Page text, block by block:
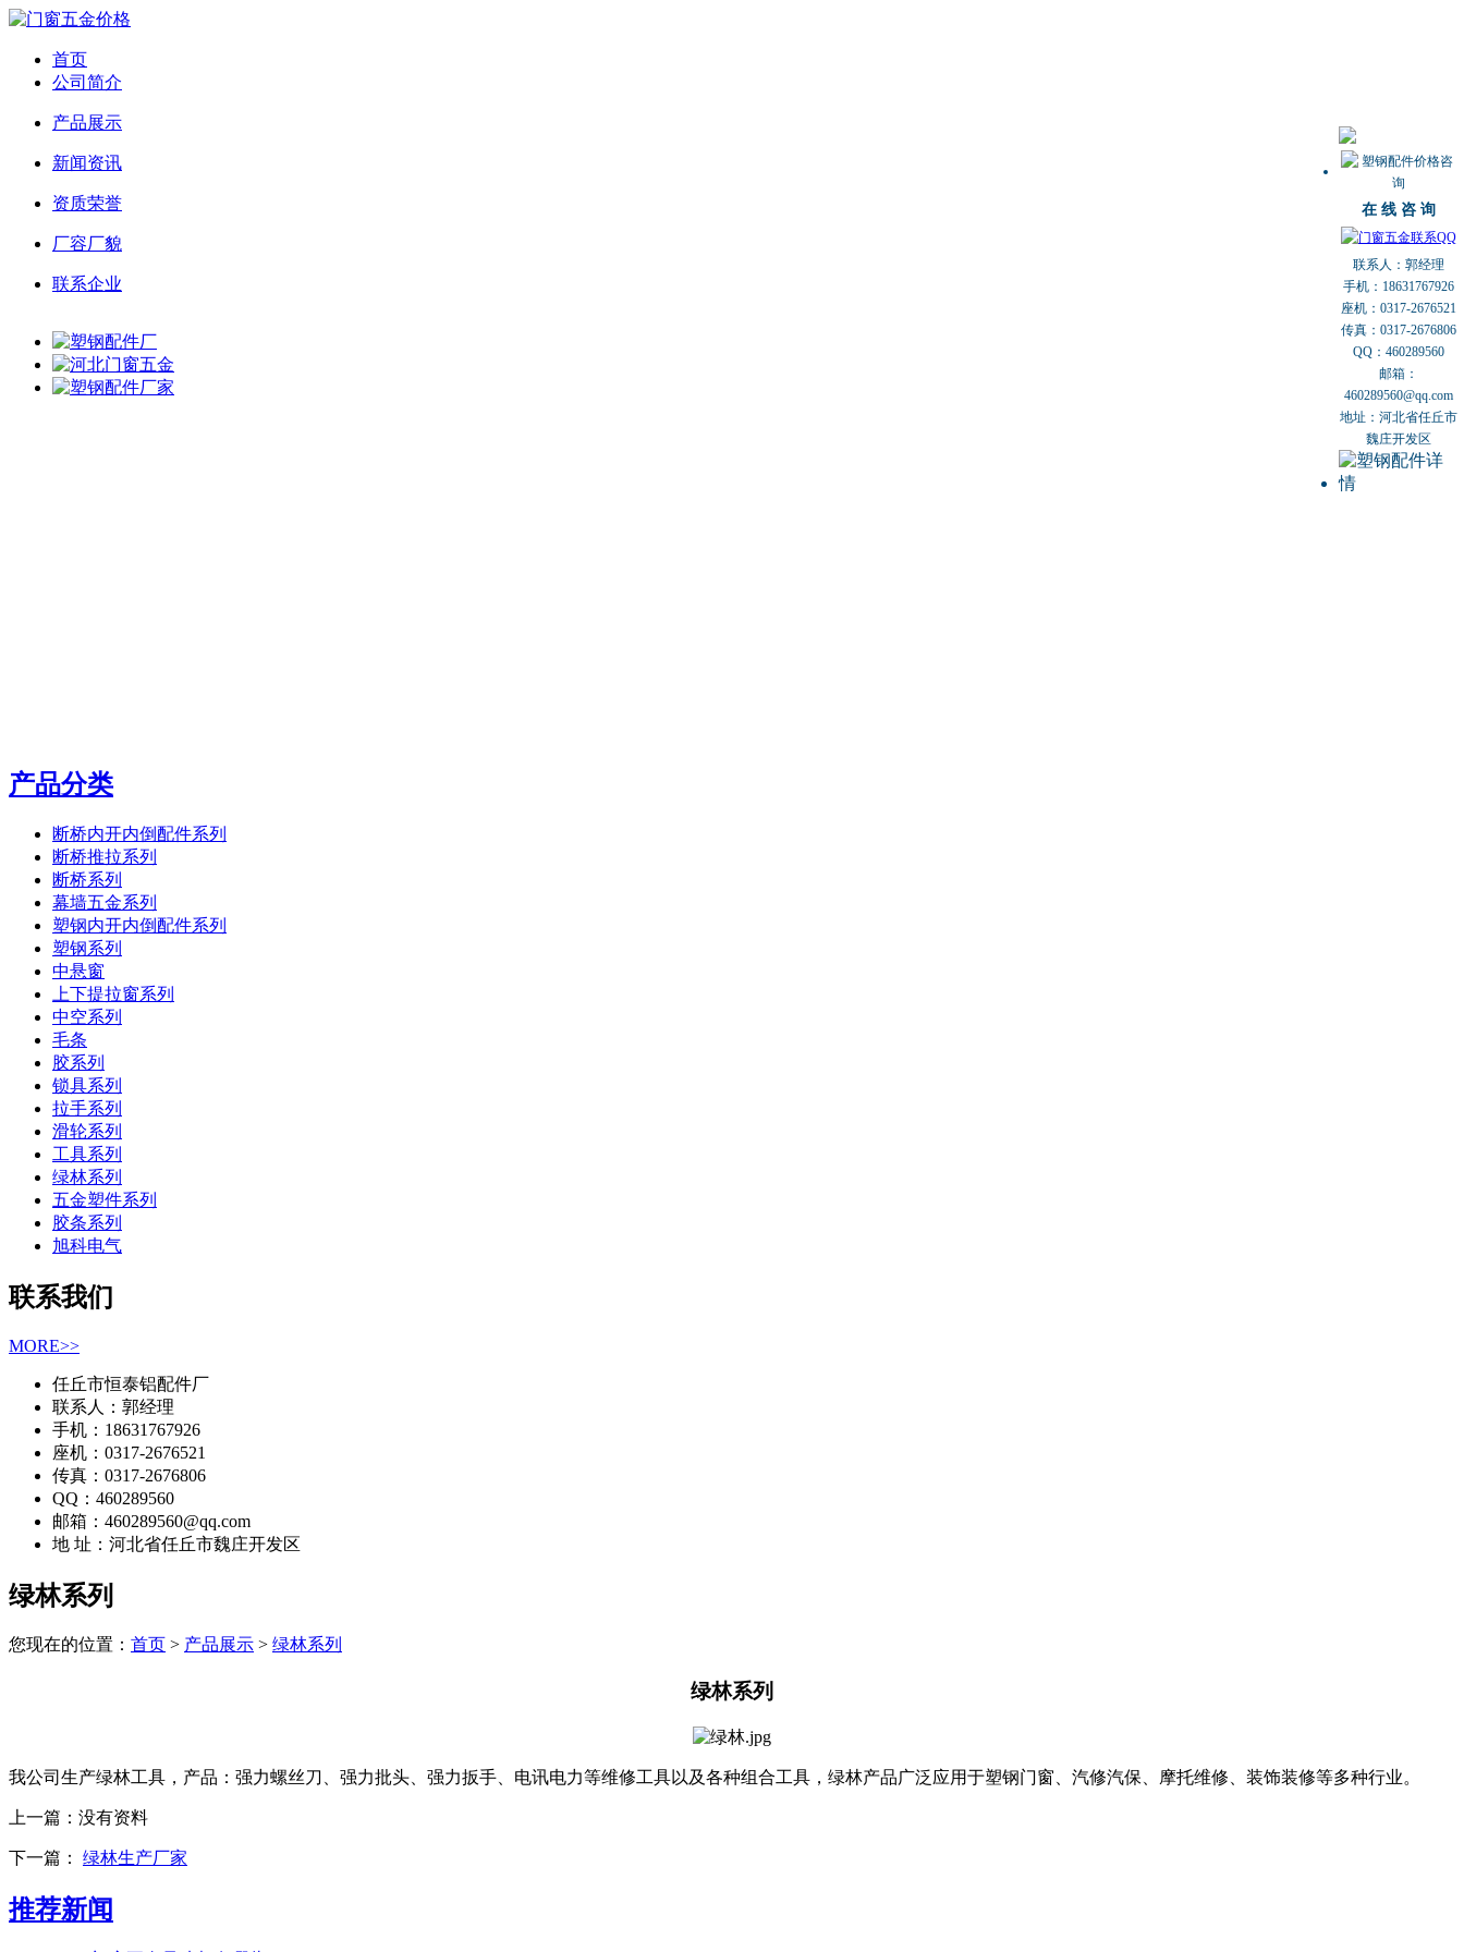
首页
公司简介
产品展示
新闻资讯
资质荣誉
厂容厂貌
联系企业
产品分类
断桥内开内倒配件系列
断桥推拉系列
断桥系列
幕墙五金系列
塑钢内开内倒配件系列
塑钢系列
中悬窗
上下提拉窗系列
中空系列
毛条
胶系列
锁具系列
拉手系列
滑轮系列
工具系列
绿林系列
五金塑件系列
胶条系列
旭科电气
联系我们
MORE>>
任丘市恒泰铝配件厂
联系人：郭经理
手机：18631767926
座机：0317-2676521
传真：0317-2676806
QQ：460289560
邮箱：460289560@qq.com
地 址：河北省任丘市魏庄开发区
绿林系列
您现在的位置： 首页 > 产品展示 > 绿林系列
绿林系列
我公司生产绿林工具，产品：强力螺丝刀、强力批头、强力扳手、电讯电力等维修工具以及各种组合工具，绿林产品广泛应用于塑钢门窗、汽修汽保、摩托维修、装饰装修等多种行业。
上一篇： 没有资料
下一篇： 绿林生产厂家
推荐新闻
在 线 咨 询
联系人：郭经理
手机：18631767926
座机：0317-2676521
传真：0317-2676806
QQ：460289560
邮箱：
460289560@qq.com
地址：河北省任丘市
魏庄开发区